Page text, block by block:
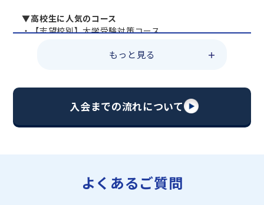
▼高校生に人気のコース
・【志望校別】大学受験対策コース
・総合型選抜直前対策コース
・【志望校別】公立・私立高校受験対策コース
・宿題サポートコース
もっと見る
入会までの流れについて
よくあるご質問